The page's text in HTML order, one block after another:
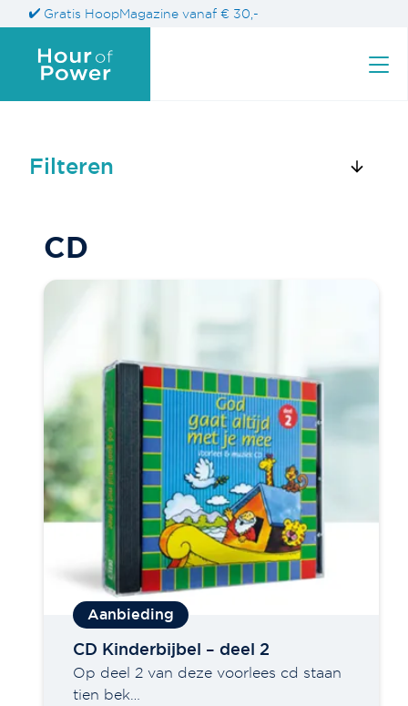
Gratis HoopMagazine vanaf € 30,-
Filteren
Zoeken
Verfijn je keuze
Agenda's en kalenders
Decoratie
Fashion
Kaarten
Wanddecoratie
SALE!
Sieraden
CD
CD Kinderbijbel – deel 2
Op deel 2 van deze voorlees cd staan
tien bek…